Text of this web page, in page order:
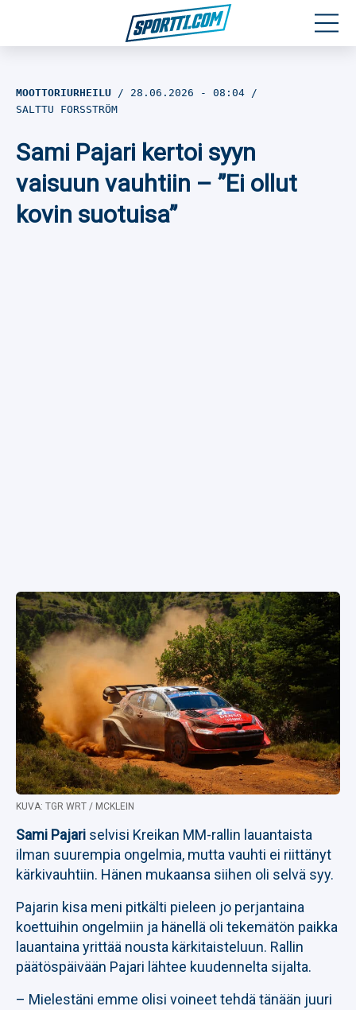
Jalkapallo
Yleisurheilu
MOOTTORIURHEILU 28.06.2026 - 08:04
SALTTU FORSSTRÖM
Sami Pajari kertoi syyn
vaisuun vauhtiin – ”Ei ollut
kovin suotuisa”
KUVA: TGR WRT / MCKLEIN
Sami Pajari selvisi Kreikan MM-rallin lauantaista
ilman suurempia ongelmia, mutta vauhti ei riittänyt
kärkivauhtiin. Hänen mukaansa siihen oli selvä syy.
Pajarin kisa meni pitkälti pieleen jo perjantaina
koettuihin ongelmiin ja hänellä oli tekemätön paikka
lauantaina yrittää nousta kärkitaisteluun. Rallin
päätöspäivään Pajari lähtee kuudennelta sijalta.
– Mielestäni emme olisi voineet tehdä tänään juuri